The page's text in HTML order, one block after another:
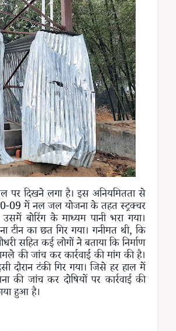
पर दिखने लगा है। इस अनियमितता से
09 में नल जल योजना के तहत स्ट्रक्चर
बोरिंग के माध्यम पानी भरा गया।
टीन का छत गिर गया। गनीमत थी, कि
सहित कई लोगों ने बताया कि निर्माण
की जांच कर कार्रवाई की मांग की है।
टंकी गिर गया। जिसे हर हाल में
की जांच कर दोषियों पर कार्रवाई की
हुआ है।